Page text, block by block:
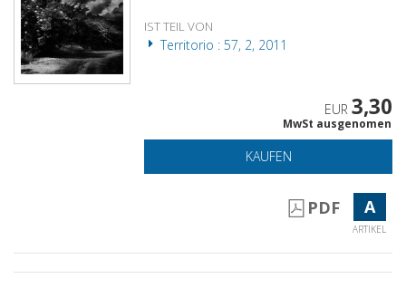
IST TEIL VON
Territorio : 57, 2, 2011
EUR 3,30
MwSt ausgenomen
KAUFEN
PDF A
ARTIKEL